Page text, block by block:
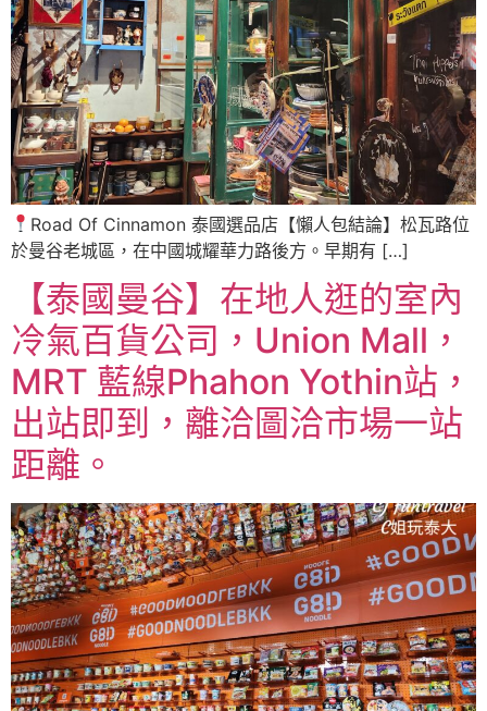
Road Of Cinnamon 泰國選品店【懶人包結論】松瓦路位
於曼谷老城區，在中國城耀華力路後方。早期有 […]
【泰國曼谷】在地人逛的室內
冷氣百貨公司，Union Mall，
MRT 藍線Phahon Yothin站，
出站即到，離洽圖洽市場一站
距離。